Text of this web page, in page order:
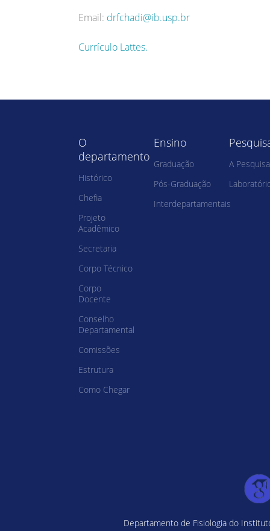
Email: drfchadi@ib.usp.br
Currículo Lattes.
O
departamento
Histórico
Chefia
Projeto
Acadêmico
Secretaria
Corpo Técnico
Corpo
Docente
Conselho
Departamental
Comissões
Estrutura
Como Chegar
Ensino
Graduação
Pós-Graduação
Interdepartamentais
A Pesquisa
Departamento de Fisiologia do